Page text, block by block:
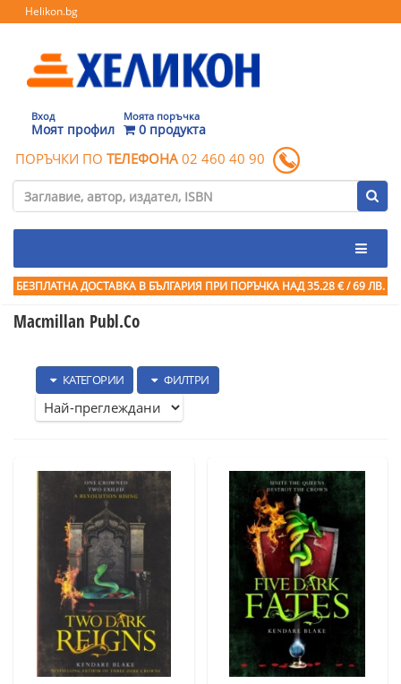
Helikon.bg
Вход
Моят профил
Моята поръчка
0 продукта
ПОРЪЧКИ ПО ТЕЛЕФОНА 02 460 40 90
БЕЗПЛАТНА ДОСТАВКА В БЪЛГАРИЯ ПРИ ПОРЪЧКА НАД 35.28 € / 69 ЛВ.
Macmillan Publ.Co
КАТЕГОРИИ ФИЛТРИ